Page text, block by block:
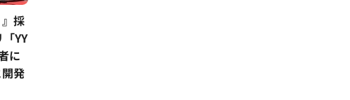
採
YY
に
発